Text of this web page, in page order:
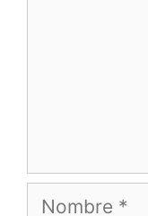
Nombre